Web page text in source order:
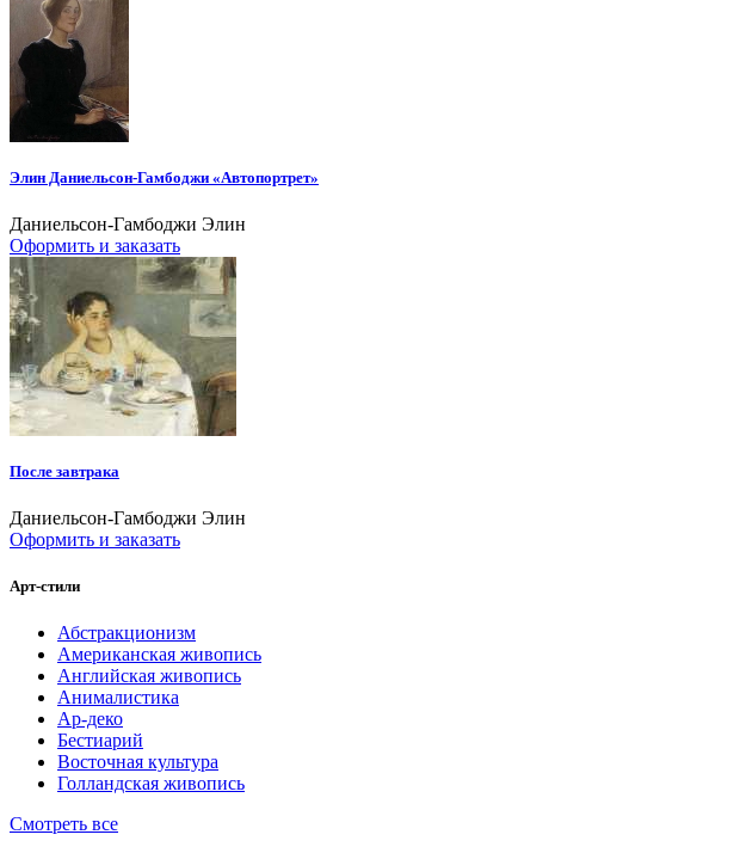
Элин Даниельсон-Гамбоджи «Автопортрет»
Даниельсон-Гамбоджи Элин
Оформить и заказать
После завтрака
Даниельсон-Гамбоджи Элин
Оформить и заказать
Арт-стили
Абстракционизм
Американская живопись
Английская живопись
Анималистика
Ар-деко
Бестиарий
Восточная культура
Голландская живопись
Смотреть все